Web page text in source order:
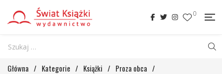
0
Główna / Kategorie / Książki / Proza obca /